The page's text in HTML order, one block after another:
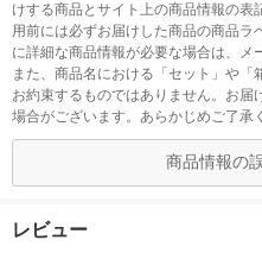
けする商品とサイト上の商品情報の表
用前には必ずお届けした商品の商品ラ
に詳細な商品情報が必要な場合は、メ
また、商品名における「セット」や
お約束するものではありません。お届
場合がございます。あらかじめご了承
商品情報の
レビュー